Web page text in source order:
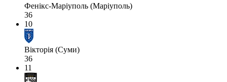
Фенікс-Маріуполь (Маріуполь)
36
10
Вікторія (Суми)
36
11